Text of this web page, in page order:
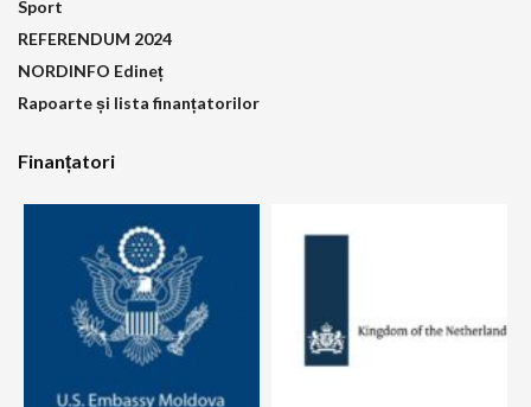
Sport
REFERENDUM 2024
NORDINFO Edineț
Rapoarte și lista finanțatorilor
Finanțatori